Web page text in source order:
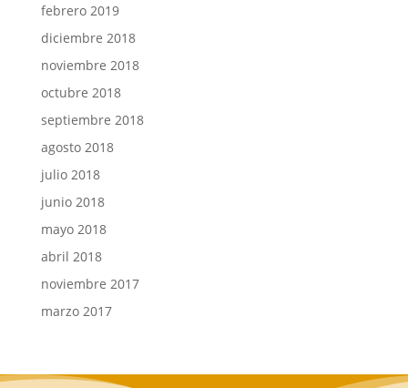
febrero 2019
diciembre 2018
noviembre 2018
octubre 2018
septiembre 2018
agosto 2018
julio 2018
junio 2018
mayo 2018
abril 2018
noviembre 2017
marzo 2017